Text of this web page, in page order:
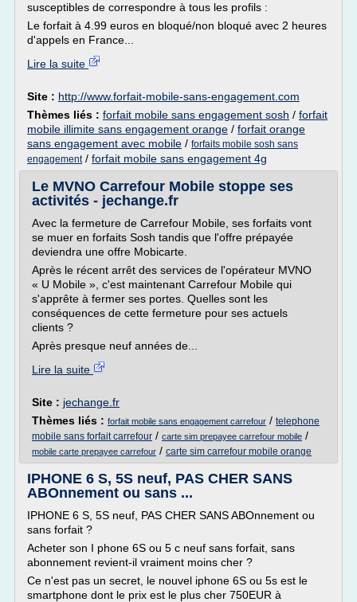
susceptibles de correspondre à tous les profils :
Le forfait à 4.99 euros en bloqué/non bloqué avec 2 heures
d'appels en France...
Lire la suite
Site : http://www.forfait-mobile-sans-engagement.com
Thèmes liés : forfait mobile sans engagement sosh / forfait
mobile illimite sans engagement orange / forfait orange
sans engagement avec mobile / forfaits mobile sosh sans
engagement/ forfait mobile sans engagement 4g
Le MVNO Carrefour Mobile stoppe ses
activités - jechange.fr
Avec la fermeture de Carrefour Mobile, ses forfaits vont
se muer en forfaits Sosh tandis que l'offre prépayée
deviendra une offre Mobicarte.
Après le récent arrêt des services de l'opérateur MVNO
« U Mobile », c'est maintenant Carrefour Mobile qui
s'apprête à fermer ses portes. Quelles sont les
conséquences de cette fermeture pour ses actuels
clients ?
Après presque neuf années de...
Lire la suite
Site : jechange.fr
Thèmes liés : forfait mobile sans engagement carrefour / telephone
mobile sans forfait carrefour / carte sim prepayee carrefour mobile /
mobile carte prepayee carrefour / carte sim carrefour mobile orange
IPHONE 6 S, 5S neuf, PAS CHER SANS
ABOnnement ou sans ...
IPHONE 6 S, 5S neuf, PAS CHER SANS ABOnnement ou
sans forfait ?
Acheter son I phone 6S ou 5 c neuf sans forfait, sans
abonnement revient-il vraiment moins cher ?
Ce n'est pas un secret, le nouvel iphone 6S ou 5s est le
smartphone dont le prix est le plus cher 750EUR à